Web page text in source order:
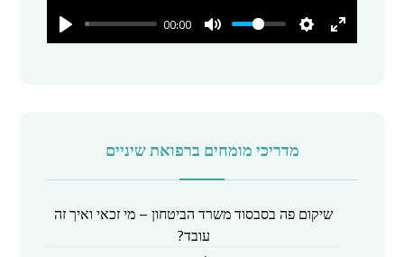
00:00
a
מדריכי מומחים ברפואת שיניים
שיקום פה בסבסוד משרד הביטחון – מי זכאי ואיך זה
עובד?